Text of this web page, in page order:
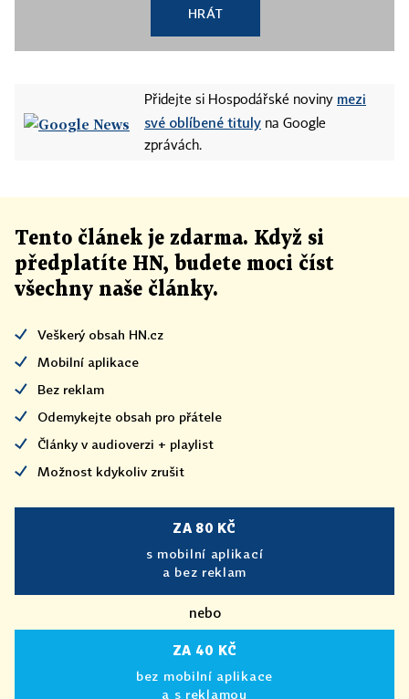
HRÁT
Přidejte si Hospodářské noviny mezi
své oblíbené tituly na Google
zprávách.
Tento článek je zdarma. Když si
předplatíte HN, budete moci číst
všechny naše články.
Veškerý obsah HN.cz
Mobilní aplikace
Bez reklam
Odemykejte obsah pro přátele
Články v audioverzi + playlist
Možnost kdykoliv zrušit
ZA 80 KČ
s mobilní aplikací
a bez reklam
nebo
ZA 40 KČ
bez mobilní aplikace
a s reklamou